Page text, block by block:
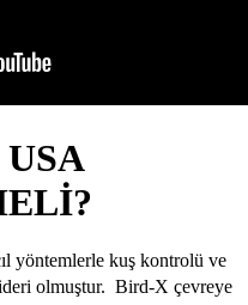
yöntemlerle kuş kontrolü ve
olmuştur. Bird-X çevreye